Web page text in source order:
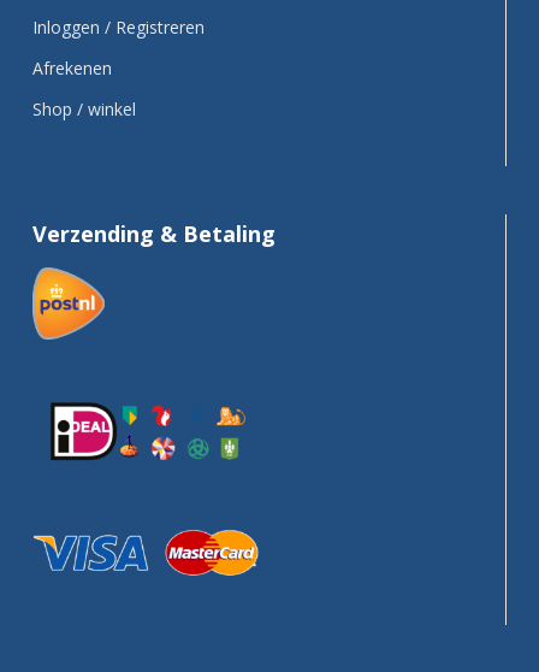
Inloggen / Registreren
Afrekenen
Shop / winkel
Verzending & Betaling